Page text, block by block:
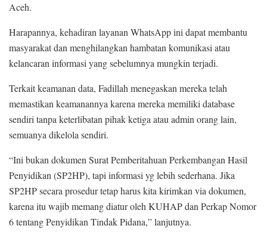
Aceh.
Harapannya, kehadiran layanan WhatsApp ini dapat membantu
masyarakat dan menghilangkan hambatan komunikasi atau
kelancaran informasi yang sebelumnya mungkin terjadi.
Terkait keamanan data, Fadillah menegaskan mereka telah
memastikan keamanannya karena mereka memiliki database
sendiri tanpa keterlibatan pihak ketiga atau admin orang lain,
semuanya dikelola sendiri.
“Ini bukan dokumen Surat Pemberitahuan Perkembangan Hasil
Penyidikan (SP2HP), tapi informasi yg lebih sederhana. Jika
SP2HP secara prosedur tetap harus kita kirimkan via dokumen,
karena itu wajib memang diatur oleh KUHAP dan Perkap Nomor
6 tentang Penyidikan Tindak Pidana,” lanjutnya.